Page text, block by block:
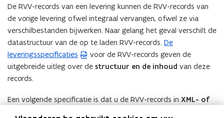
n
n
i
e
u
w
v
n
i
n
n
i
e
u
w
e
t
i
n
u
w
e
a
De RVV-records van een levering kunnen de RVV-records van
de vorige levering ofwel integraal vervangen, ofwel ze via
verschilbestanden bijwerken. Naar gelang het geval verschilt de
datastructuur van de op te laden RVV-records. De
leveringsspecificaties
(
P
D
e
s
voor de RVV-records geven de
uitgebreide uitleg over de structuur en de inhoud van deze
records.
Een volgende specificatie is dat u de RVV-records in XML- of